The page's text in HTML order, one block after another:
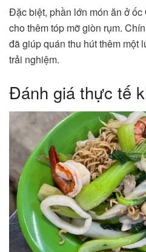
Đặc biệt, phần lớn món ăn ở
cho thêm tóp mỡ giòn rụm.
đã giúp quán thu hút thêm một
trải nghiệm.
Đánh giá thực tế